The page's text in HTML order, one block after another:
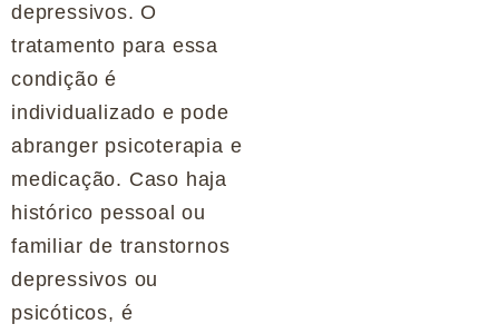
depressivos. O
tratamento para essa
condição é
individualizado e pode
abranger psicoterapia e
medicação. Caso haja
histórico pessoal ou
familiar de transtornos
depressivos ou
psicóticos, é